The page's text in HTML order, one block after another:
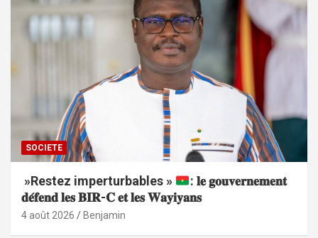
SOCIETE
»Restez imperturbables »
: 𝐥𝐞 𝐠𝐨𝐮𝐯𝐞𝐫𝐧𝐞𝐦𝐞𝐧𝐭
𝐝𝐞́𝐟𝐞𝐧𝐝 𝐥𝐞𝐬 𝐁𝐈𝐑-𝐂 𝐞𝐭 𝐥𝐞𝐬 𝐖𝐚𝐲𝐢𝐲𝐚𝐧𝐬
4 août 2026 Benjamin